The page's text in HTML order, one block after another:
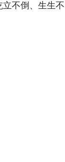
不倒、生生不